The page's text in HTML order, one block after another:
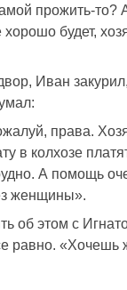
прожить-то?
хорошо будет,
Иван
права.
в колхозе
А помощь
женщины».
об этом с
равно. «Хочешь